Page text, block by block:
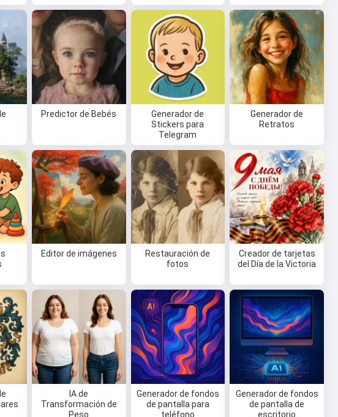
Predictor de Bebés
Generador de
Stickers para
Telegram
Generador de
Retratos
Editor de imágenes
Restauración de
fotos
Creador de tarjetas
del Día de la Victoria
IA de
Transformación de
Peso
Generador de fondos
de pantalla para
teléfono
Generador de fondos
de pantalla de
escritorio